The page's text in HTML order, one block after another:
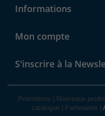
Informations
Mon compte
S'inscrire à la
Promotions Nouveaux
catalogue| Partenaires